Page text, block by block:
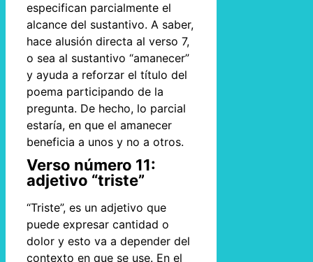
especifican parcialmente el
alcance del sustantivo. A saber,
hace alusión directa al verso 7,
o sea al sustantivo “amanecer”
y ayuda a reforzar el título del
poema participando de la
pregunta. De hecho, lo parcial
estaría, en que el amanecer
beneficia a unos y no a otros.
Verso número 11:
adjetivo “triste”
“Triste”, es un adjetivo que
puede expresar cantidad o
dolor y esto va a depender del
contexto en que se use. En el